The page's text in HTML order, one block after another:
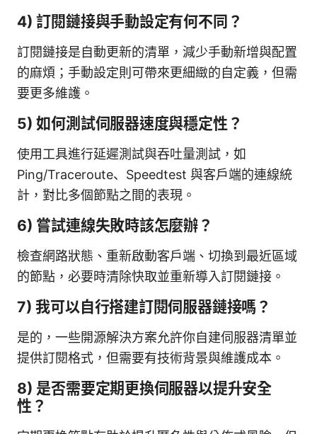
4) 訂閱鏈接與手動設定有何不同？
訂閱鏈接是自動更新的清單，減少手動新增與配置
的麻煩；手動設定則可帶來更細緻的自定義，但需
要更多維護。
5) 如何測試伺服器速度與穩定性？
使用工具進行延遲測試與吞吐量測試，如
Ping/Traceroute、Speedtest 與客戶端的連線統
計，對比多個節點之間的表現。
6) 嘗試連線失敗時該怎麼辦？
檢查網路狀態、重新啟動客戶端、切換到最近區域
的節點，必要時清除快取並重新導入訂閱鏈接。
7) 我可以自行搭建訂閱伺服器鏈接嗎？
是的，一些開源解決方案允許你自建伺服器清單並
提供訂閱格式，但需要有技術背景與維護成本。
8) 是否需要定期更換伺服器以提升安全
性？